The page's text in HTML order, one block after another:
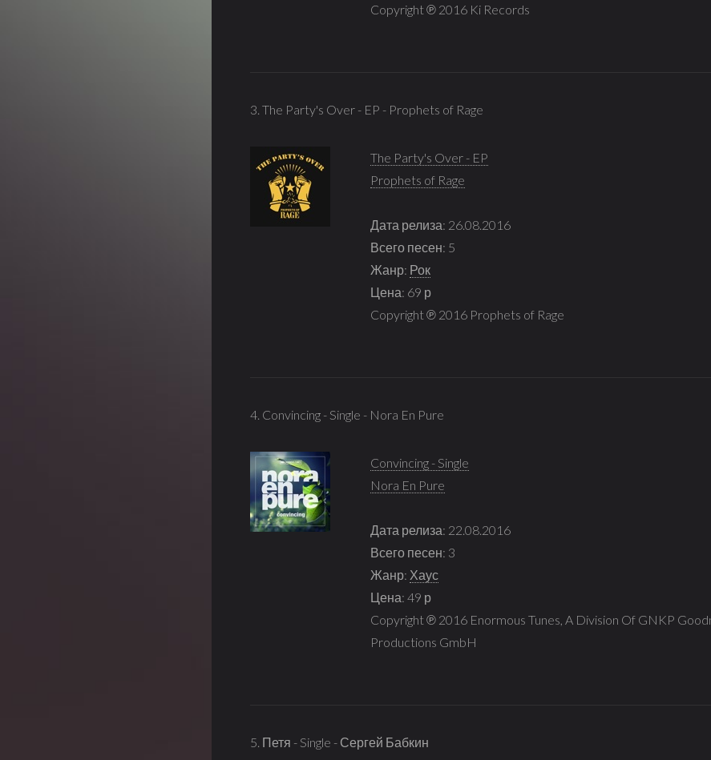
Copyright ℗ 2016 Ki Records
3. The Party's Over - EP - Prophets of Rage
The Party's Over - EP
Prophets of Rage
Дата релиза: 26.08.2016
Всего песен: 5
Жанр: Рок
Цена: 69 р
Copyright ℗ 2016 Prophets of Rage
4. Convincing - Single - Nora En Pure
Convincing - Single
Nora En Pure
Дата релиза: 22.08.2016
Всего песен: 3
Жанр: Хаус
Цена: 49 р
Copyright ℗ 2016 Enormous Tunes, A Division Of GNKP
Productions GmbH
5. Петя - Single - Сергей Бабкин